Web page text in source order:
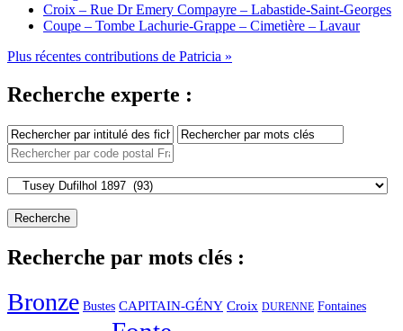
Croix – Rue Dr Emery Compayre – Labastide-Saint-Georges
Coupe – Tombe Lachurie-Grappe – Cimetière – Lavaur
Plus récentes contributions de Patricia »
Recherche experte :
Recherche par mots clés :
Bronze Bustes CAPITAIN-GÉNY Croix DURENNE Fontaines